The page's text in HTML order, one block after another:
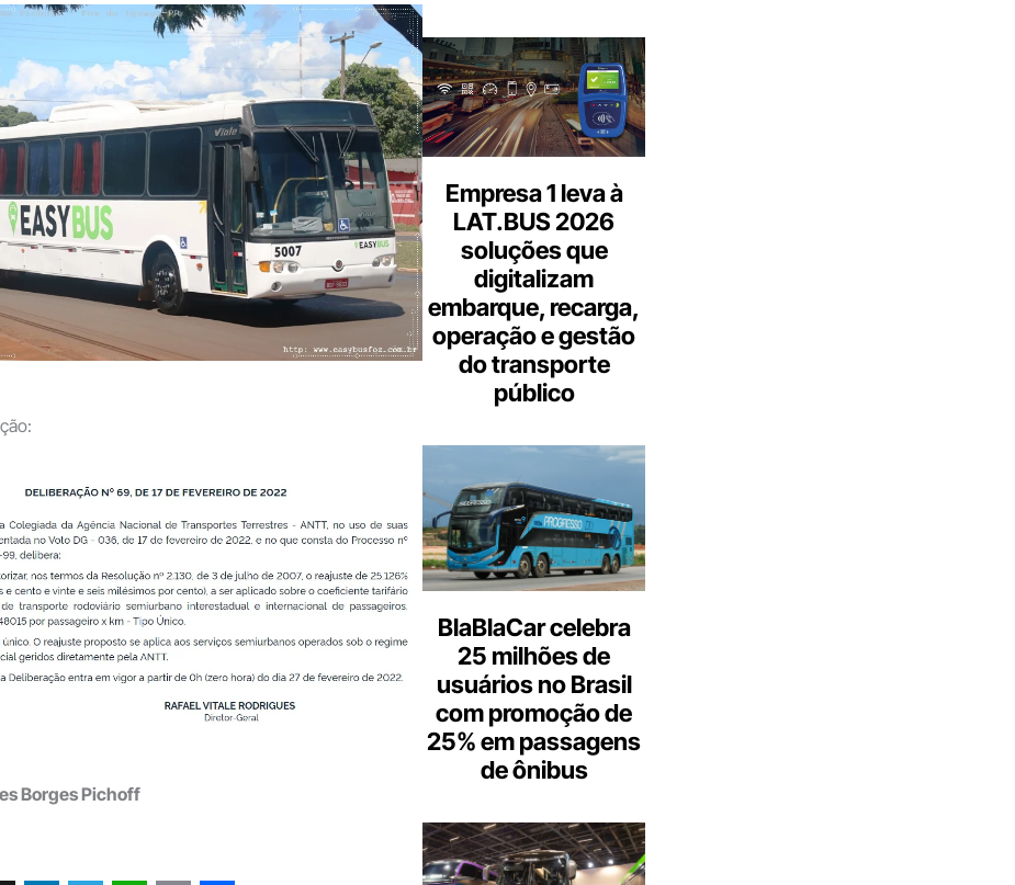
Borges Pichoff
Empresa 1 leva à
LAT.BUS 2026
soluções que
digitalizam
embarque, recarga,
operação e gestão
do transporte
público
BlaBlaCar celebra
25 milhões de
usuários no Brasil
com promoção de
25% em passagens
de ônibus